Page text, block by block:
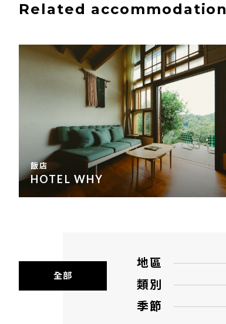
Related accommodation
飯店
HOTEL WHY
全部
地區
類別
季節